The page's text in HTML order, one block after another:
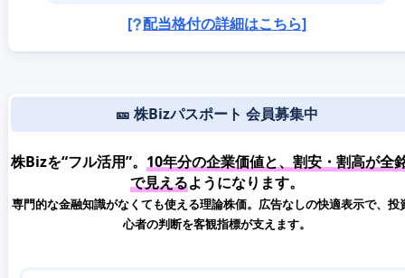
[ 配当格付の詳細はこちら]
🎫 株Bizパスポート 会員募集中
株Bizを“フル活用”。 10年分の企業価値と、割安・割高が全
で見えるようになります。
専門的な金融知識がなくても使える理論株価。広告なしの快適表示で、投
心者の判断を客観指標が支えます。